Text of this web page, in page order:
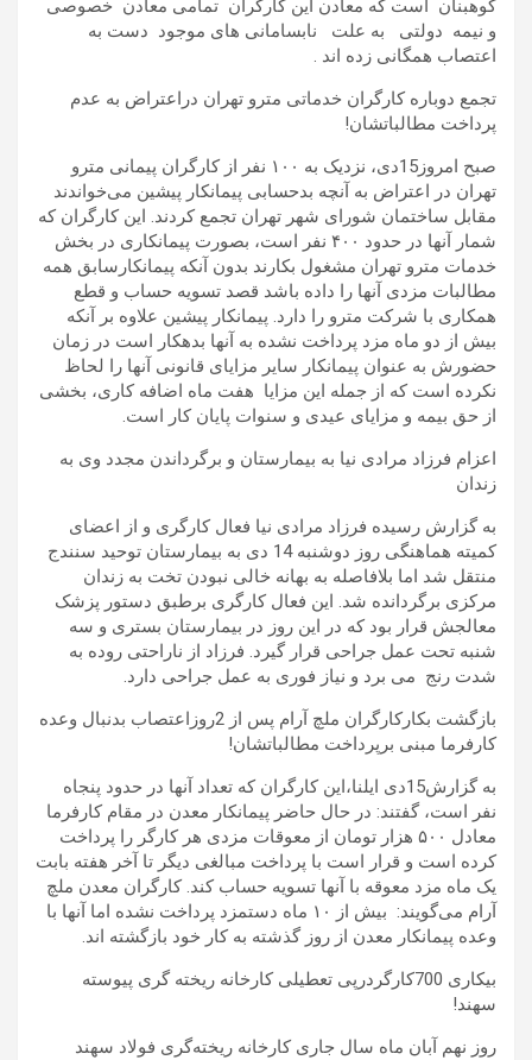
کوهبنان است که معادن این کارگران تمامی معادن خصوصی
و نیمه دولتی به علت نابسامانی های موجود دست به
اعتصاب همگانی زده اند .
تجمع دوباره کارگران خدماتی مترو تهران دراعتراض به عدم
پرداخت مطالباتشان!
صبح امروز15دی، نزدیک به ۱۰۰ نفر از کارگران پیمانی مترو
تهران در اعتراض به آنچه بدحسابی پیمانکار پیشین می‌خواندند
مقابل ساختمان شورای شهر تهران تجمع کردند. این کارگران که
شمار آنها در حدود ۴۰۰ نفر است، بصورت پیمانکاری در بخش
خدمات مترو تهران مشغول بکارند بدون آنکه پیمانکارسابق همه
مطالبات مزدی آنها را داده باشد قصد تسویه حساب و قطع
همکاری با شرکت مترو را دارد. پیمانکار پیشین علاوه بر آنکه
بیش از دو ماه مزد پرداخت نشده به آنها بدهکار است در زمان
حضورش به عنوان پیمانکار سایر مزایای قانونی آنها را لحاظ
نکرده است که از جمله این مزایا هفت ماه اضافه کاری، بخشی
از حق بیمه و مزایای عیدی و سنوات پایان کار است.
اعزام فرزاد مرادی نیا به بیمارستان و برگرداندن مجدد وی به
زندان
به گزارش رسیده فرزاد مرادی نیا فعال کارگری و از اعضای
کمیته هماهنگی روز دوشنبه 14 دی به بیمارستان توحید سنندج
منتقل شد اما بلافاصله به بهانه خالی نبودن تخت به زندان
مرکزی برگردانده شد. این فعال کارگری برطبق دستور پزشک
معالجش قرار بود که در این روز در بیمارستان بستری و سه
شنبه تحت عمل جراحی قرار گیرد. فرزاد از ناراحتی روده به
شدت رنج می برد و نیاز فوری به عمل جراحی دارد.
بازگشت بکارکارگران ملچ آرام پس از 2روزاعتصاب بدنبال وعده
کارفرما مبنی برپرداخت مطالباتشان!
به گزارش15دی ایلنا،این کارگران که تعداد آنها در حدود پنجاه
نفر است، گفتند: در حال حاضر پیمانکار معدن در مقام کارفرما
معادل ۵۰۰ هزار تومان از معوقات مزدی هر کارگر را پرداخت
کرده است و قرار است با پرداخت مبالغی دیگر تا آخر هفته بابت
یک ماه مزد معوقه با آنها تسویه حساب کند. کارگران معدن ملچ
آرام می‌گویند: بیش از ۱۰ ماه دستمزد پرداخت نشده اما آنها با
وعده پیمانکار معدن از روز گذشته به کار خود بازگشته اند.
بیکاری 700کارگردرپی تعطیلی کارخانه ریخته گری پیوسته
سهند!
روز نهم آبان ماه سال جاری کارخانه ریخته‌گری فولاد سهند